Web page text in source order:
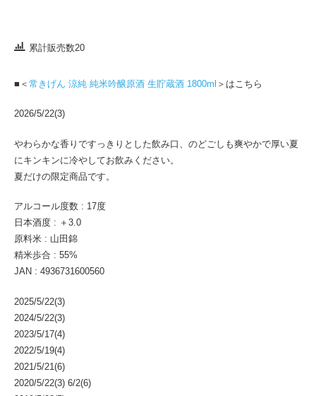
累計販売数20
■＜ 常きげん 涼純 純米吟醸原酒 生貯蔵酒 1800ml ＞はこちら
2026/5/22(3)
やわらかな香りですっきりとした飲み口、のどごしも爽やかで厚い夏
にキンキンに冷やしてお飲みください。
夏だけの限定商品です。
アルコール度数 : 17度
日本酒度 : ＋3.0
原料米 : 山田錦
精米歩合 : 55%
JAN : 4936731600560
2025/5/22(3)
2024/5/22(3)
2023/5/17(4)
2022/5/19(4)
2021/5/21(6)
2020/5/22(3) 6/2(6)